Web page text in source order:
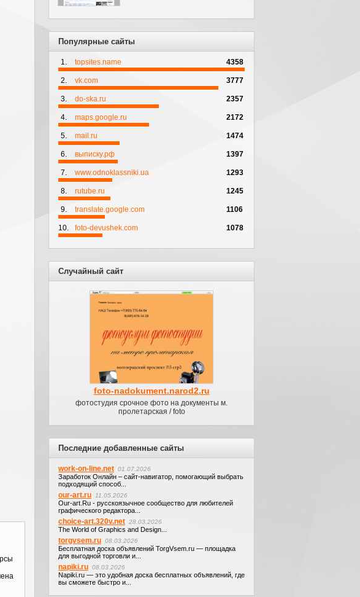
Популярные сайты
1. topsites.name 4358
2. vk.com 3777
3. do-ska.ru 2357
4. maps.google.ru 2172
5. mail.ru 1474
6. выписку.рф 1397
7. www.odnoklassniki.ua 1293
8. rutube.ru 1245
9. translate.google.com 1106
10. foto-devushek.com 1078
Случайный сайт
foto-nadokument.narod2.ru
фотостудия срочное фото на документы м.
пролетарская / foto
Последние добавленные сайты
work-on-line.net 01.07.2026
Заработок Онлайн – сайт-навигатор, помогающий выбрать
подходящий способ...
our-art.ru 11.05.2026
Our-art.Ru - русскоязычное сообщество для любителей
графического редактора...
choice-art.320v.net 28.03.2026
The World of Graphics and Design...
torgvsem.ru 08.03.2026
Бесплатная доска объявлений TorgVsem.ru — площадка
для выгодной торговли и...
napiki.ru 08.03.2026
Napiki.ru — это удобная доска бесплатных объявлений, где
вы сможете быстро и...